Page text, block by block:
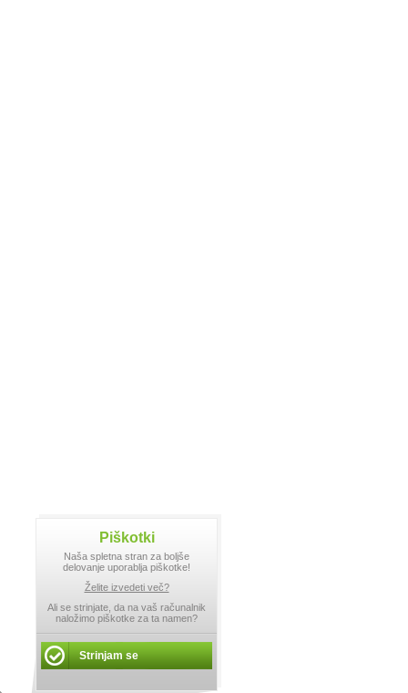
Piškotki
Naša spletna stran za boljše
delovanje uporablja piškotke!
Želite izvedeti več?
Ali se strinjate, da na vaš računalnik
naložimo piškotke za ta namen?
Strinjam se